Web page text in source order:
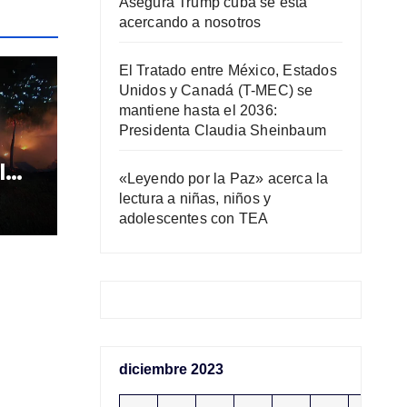
acercando a nosotros
El Tratado entre México, Estados
Unidos y Canadá (T-MEC) se
mantiene hasta el 2036:
Presidenta Claudia Sheinbaum
«Leyendo por la Paz» acerca la
lectura a niñas, niños y
adolescentes con TEA
diciembre 2023